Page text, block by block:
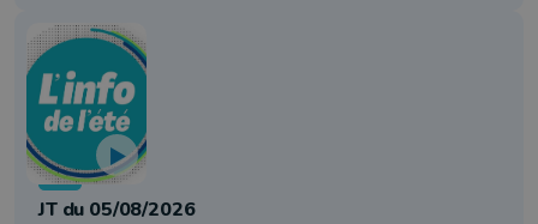
Info
JT du 05/08/2026